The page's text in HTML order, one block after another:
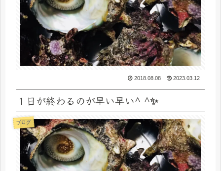
2018.08.08 2023.03.12
１日が終わるのが早い早い^ ^✨
ブログ